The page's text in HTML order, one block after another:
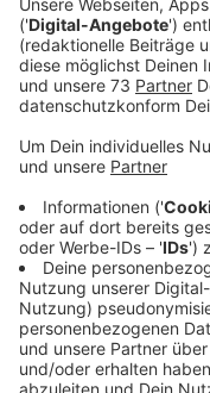
Anzeige
Bisher haben
Anzeige
Wir alle sind froh,
geworden ist.
Menschen an dem
sehr schnell wieder
dann ist gutes
wichtig. Einige